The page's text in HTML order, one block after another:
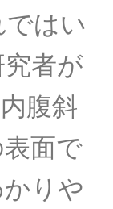
はい
者が
腹斜
面で
りや